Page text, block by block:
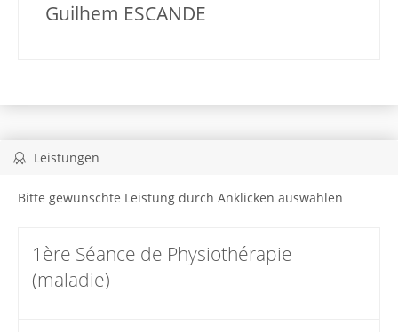
Guilhem ESCANDE
Leistungen
Bitte gewünschte Leistung durch Anklicken auswählen
1ère Séance de Physiothérapie
(maladie)